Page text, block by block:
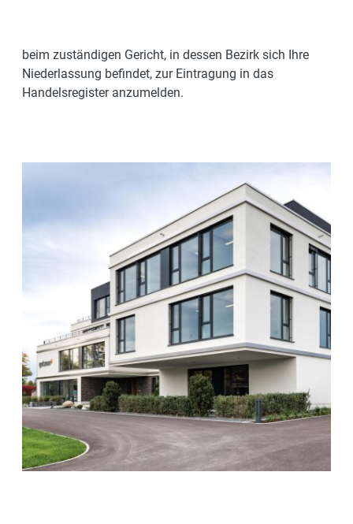
beim zuständigen Gericht, in dessen Bezirk sich Ihre
Niederlassung befindet, zur Eintragung in das
Handelsregister anzumelden.